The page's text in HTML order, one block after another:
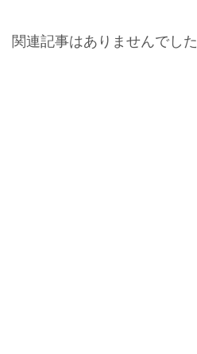
関連記事はありませんでした